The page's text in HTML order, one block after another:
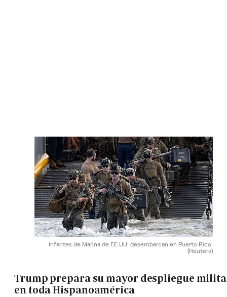
Infantes de Marina de EE.UU. desembarcan en Puerto Rico.
(Reuters)
Trump prepara su mayor despliegue
en toda Hispanoamérica